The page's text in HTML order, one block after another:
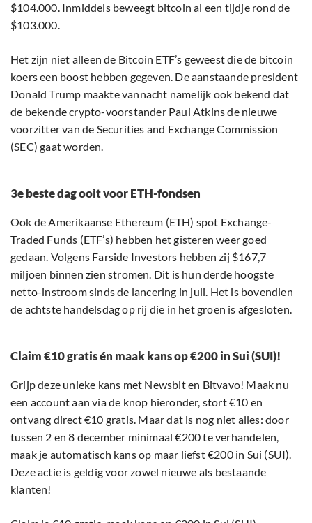
$104.000. Inmiddels beweegt bitcoin al een tijdje rond de
$103.000.
Het zijn niet alleen de Bitcoin ETF’s geweest die de bitcoin
koers een boost hebben gegeven. De aanstaande president
Donald Trump maakte vannacht namelijk ook bekend dat
de bekende crypto-voorstander Paul Atkins de nieuwe
voorzitter van de Securities and Exchange Commission
(SEC) gaat worden.
3e beste dag ooit voor ETH-fondsen
Ook de Amerikaanse Ethereum (ETH) spot Exchange-
Traded Funds (ETF’s) hebben het gisteren weer goed
gedaan. Volgens Farside Investors hebben zij $167,7
miljoen binnen zien stromen. Dit is hun derde hoogste
netto-instroom sinds de lancering in juli. Het is bovendien
de achtste handelsdag op rij die in het groen is afgesloten.
Claim €10 gratis én maak kans op €200 in Sui (SUI)!
Grijp deze unieke kans met Newsbit en Bitvavo! Maak nu
een account aan via de knop hieronder, stort €10 en
ontvang direct €10 gratis. Maar dat is nog niet alles: door
tussen 2 en 8 december minimaal €200 te verhandelen,
maak je automatisch kans op maar liefst €200 in Sui (SUI).
Deze actie is geldig voor zowel nieuwe als bestaande
klanten!